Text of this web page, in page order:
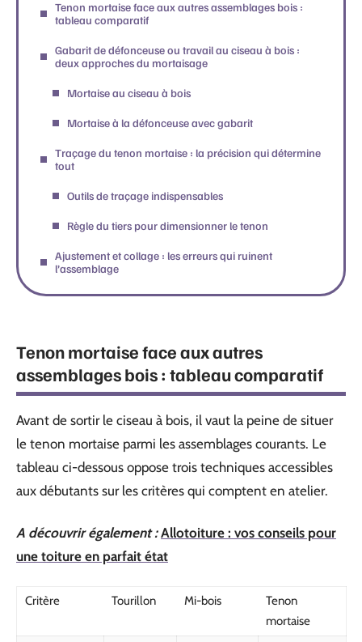
Tenon mortaise face aux autres assemblages bois :
tableau comparatif
Gabarit de défonceuse ou travail au ciseau à bois :
deux approches du mortaisage
Mortaise au ciseau à bois
Mortaise à la défonceuse avec gabarit
Traçage du tenon mortaise : la précision qui détermine
tout
Outils de traçage indispensables
Règle du tiers pour dimensionner le tenon
Ajustement et collage : les erreurs qui ruinent
l’assemblage
Tenon mortaise face aux autres
assemblages bois : tableau comparatif
Avant de sortir le ciseau à bois, il vaut la peine de situer
le tenon mortaise parmi les assemblages courants. Le
tableau ci-dessous oppose trois techniques accessibles
aux débutants sur les critères qui comptent en atelier.
A découvrir également : Allotoiture : vos conseils pour
une toiture en parfait état
Critère Tourillon Mi-bois
Tenon
mortaise